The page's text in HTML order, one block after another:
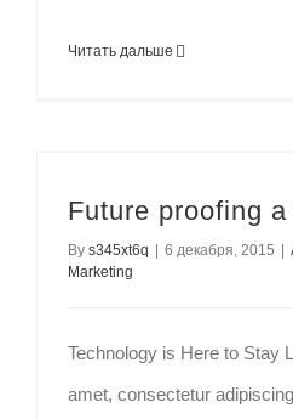
Читать дальше
Future proofing
By s345xt6q | 6 декабря, 2015 |
Marketing
Technology is Here to Stay
amet, consectetur